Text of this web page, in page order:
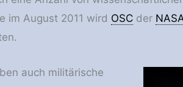
im August 2011 wird OSCder
auch militärische